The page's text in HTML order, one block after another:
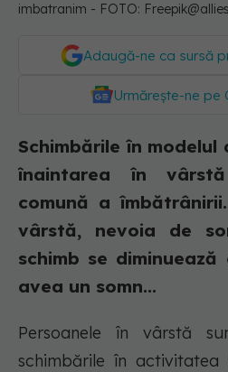
imbatranim - FOTO:
Adaugă-ne ca sursă
Urmărește-ne
Schimbările în
înaintarea în
comună a
vârstă, nevoia de
schimb se
avea un somn...
Persoanele în vârstă
schimbările în